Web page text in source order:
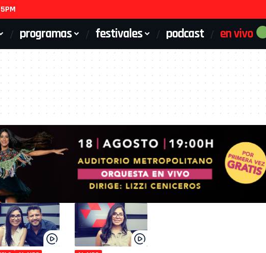
programas festivales podcast en vivo